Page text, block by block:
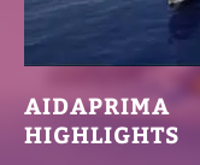
AIDAPRIMA
HIGHLIGHTS